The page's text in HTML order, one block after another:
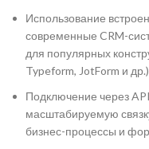
Использование
современные CRM-
для популярных
Typeform, JotForm и
Подключение через
масштабируемую
бизнес-процессы и